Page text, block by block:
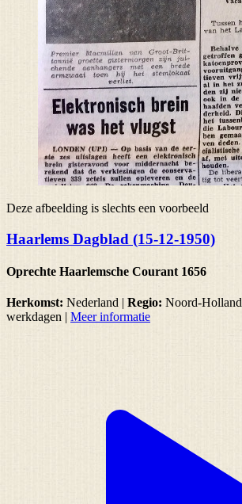
Deze afbeelding is slechts een voorbeeld
Haarlems Dagblad (15-12-1950)
Oprechte Haarlemsche Courant 1656
Herkomst: Nederland | Regio: Noord-Holland
werkdagen | Meer informatie